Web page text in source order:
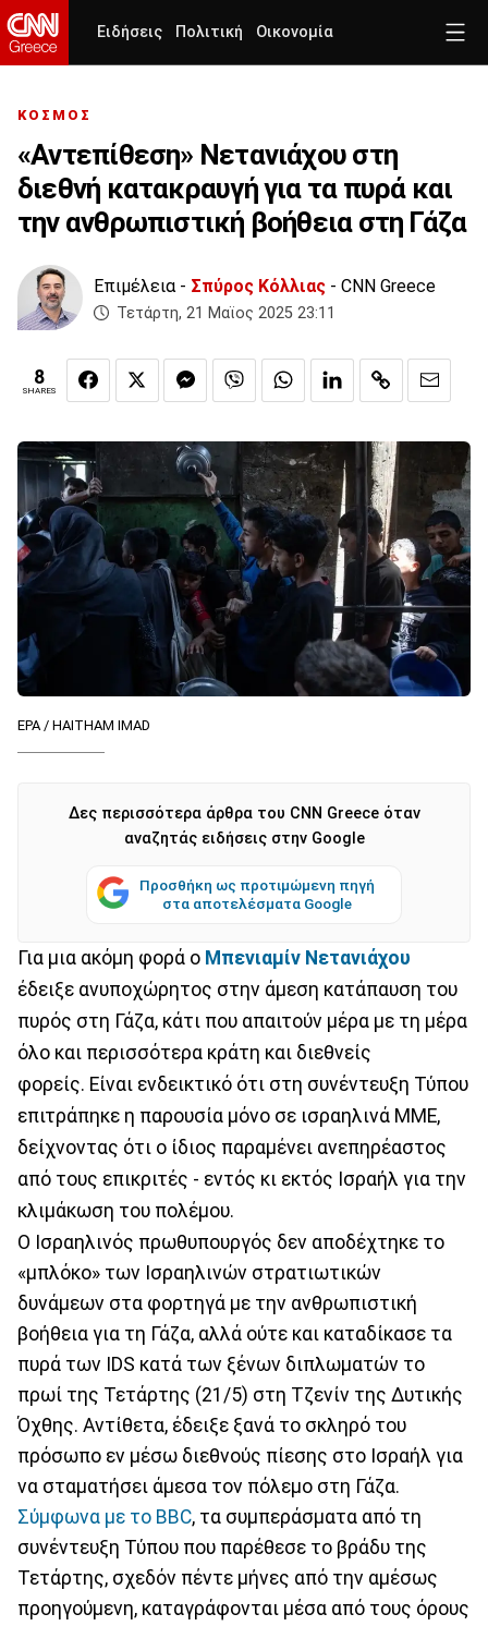
Ειδήσεις Πολιτική Οικονομία
ΚΟΣΜΟΣ
«Αντεπίθεση» Νετανιάχου στη
διεθνή κατακραυγή για τα πυρά και
την ανθρωπιστική βοήθεια στη Γάζα
Επιμέλεια - Σπύρος Κόλλιας - CNN Greece
Τετάρτη, 21 Μαϊος 2025 23:11
8
SHARES
EPA / HAITHAM IMAD
Δες περισσότερα άρθρα του CNN Greece όταν
αναζητάς ειδήσεις στην Google
Προσθήκη ως προτιμώμενη πηγή
στα αποτελέσματα Google
Για μια ακόμη φορά ο Μπενιαμίν Νετανιάχου
έδειξε ανυποχώρητος στην άμεση κατάπαυση του
πυρός στη Γάζα, κάτι που απαιτούν μέρα με τη μέρα
όλο και περισσότερα κράτη και διεθνείς
φορείς. Είναι ενδεικτικό ότι στη συνέντευξη Τύπου
επιτράπηκε η παρουσία μόνο σε ισραηλινά ΜΜΕ,
δείχνοντας ότι ο ίδιος παραμένει ανεπηρέαστος
από τους επικριτές - εντός κι εκτός Ισραήλ για την
κλιμάκωση του πολέμου.
Ο Ισραηλινός πρωθυπουργός δεν αποδέχτηκε το
«μπλόκο» των Ισραηλινών στρατιωτικών
δυνάμεων στα φορτηγά με την ανθρωπιστική
βοήθεια για τη Γάζα, αλλά ούτε και καταδίκασε τα
πυρά των IDS κατά των ξένων διπλωματών το
πρωί της Τετάρτης (21/5) στη Τζενίν της Δυτικής
Όχθης. Αντίθετα, έδειξε ξανά το σκληρό του
πρόσωπο εν μέσω διεθνούς πίεσης στο Ισραήλ για
να σταματήσει άμεσα τον πόλεμο στη Γάζα.
Σύμφωνα με το BBC, τα συμπεράσματα από τη
συνέντευξη Τύπου που παρέθεσε το βράδυ της
Τετάρτης, σχεδόν πέντε μήνες από την αμέσως
προηγούμενη, καταγράφονται μέσα από τους όρους